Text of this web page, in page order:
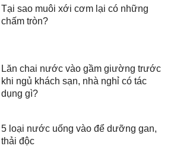
Tại sao muôi xới cơm lại có những
chấm tròn?
Lăn chai nước vào gầm giường trước
khi ngủ khách sạn, nhà nghỉ có tác
dụng gì?
5 loại nước uống vào để dưỡng gan,
thải độc